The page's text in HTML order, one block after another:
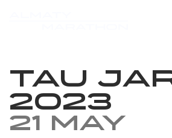
Tau
2023
21 May